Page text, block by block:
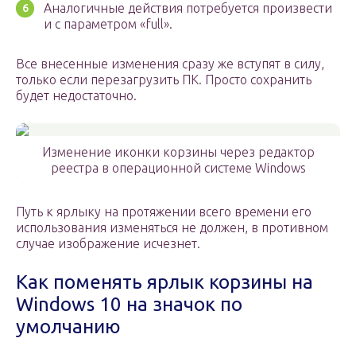
Аналогичные действия потребуется произвести
и с параметром «full».
Все внесенные изменения сразу же вступят в силу,
только если перезагрузить ПК. Просто сохранить
будет недостаточно.
Изменение иконки корзины через редактор
реестра в операционной системе Windows
Путь к ярлыку на протяжении всего времени его
использования изменяться не должен, в противном
случае изображение исчезнет.
Как поменять ярлык корзины на
Windows 10 на значок по
умолчанию